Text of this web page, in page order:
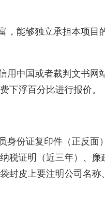
，能够独立承担本项目
中国或者裁判文书网
下浮百分比进行报价。
身份证复印件（正反
税证明（近三年）、
封皮上要注明公司名